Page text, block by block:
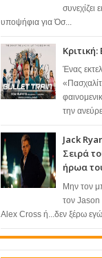
συνεχίζει
υποψήφια για Όσ...
Ένας
την
Jack
Σειρά
ήρωα
Μην τον
τον
Alex Cross ή...δεν ξέρω